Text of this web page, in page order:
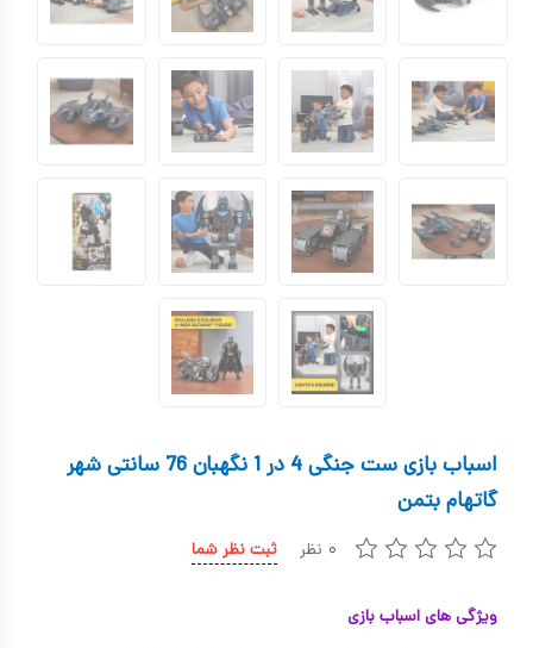
کیف و کوله پشتی
اسباب بازی علمی
اسباب بازی مشاغل
اتاق کودک
اسباب بازی ست جنگی 4 در 1 نگهبان 76 سانتی شهر
گاتهام بتمن
۰ نظر ثبت نظر شما
ویژگی های اسباب بازی